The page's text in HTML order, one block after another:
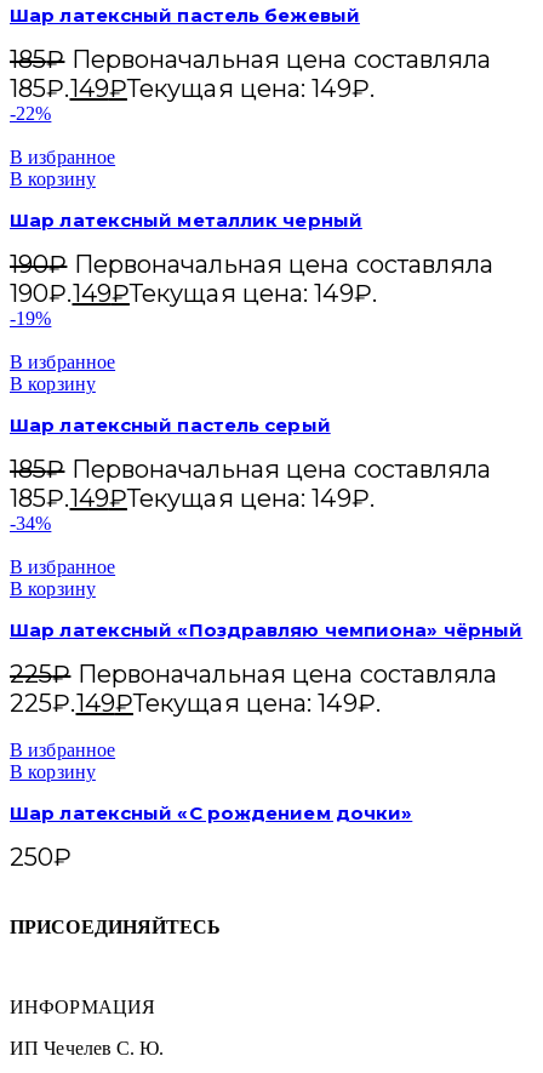
Шар латексный пастель бежевый
185₽ Первоначальная цена составляла
185₽.149₽Текущая цена: 149₽.
-22%
В избранное
В корзину
Шар латексный металлик черный
190₽ Первоначальная цена составляла
190₽.149₽Текущая цена: 149₽.
-19%
В избранное
В корзину
Шар латексный пастель серый
185₽ Первоначальная цена составляла
185₽.149₽Текущая цена: 149₽.
-34%
В избранное
В корзину
Шар латексный «Поздравляю чемпиона» чёрный
225₽ Первоначальная цена составляла
225₽.149₽Текущая цена: 149₽.
В избранное
В корзину
Шар латексный «С рождением дочки»
250₽
ПРИСОЕДИНЯЙТЕСЬ
ИНФОРМАЦИЯ
ИП Чечелев С. Ю.